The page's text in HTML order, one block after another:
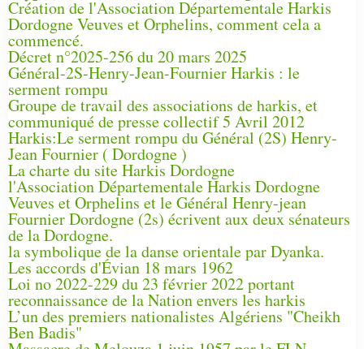
Création de l'Association Départementale Harkis
Dordogne Veuves et Orphelins, comment cela a
commencé.
Décret n°2025-256 du 20 mars 2025
Général-2S-Henry-Jean-Fournier Harkis : le
serment rompu
Groupe de travail des associations de harkis, et
communiqué de presse collectif 5 Avril 2012
Harkis:Le serment rompu du Général (2S) Henry-
Jean Fournier ( Dordogne )
La charte du site Harkis Dordogne
l'Association Départementale Harkis Dordogne
Veuves et Orphelins et le Général Henry-jean
Fournier Dordogne (2s) écrivent aux deux sénateurs
de la Dordogne.
la symbolique de la danse orientale par Dyanka.
Les accords d'Évian 18 mars 1962
Loi no 2022-229 du 23 février 2022 portant
reconnaissance de la Nation envers les harkis
L’un des premiers nationalistes Algériens "Cheikh
Ben Badis"